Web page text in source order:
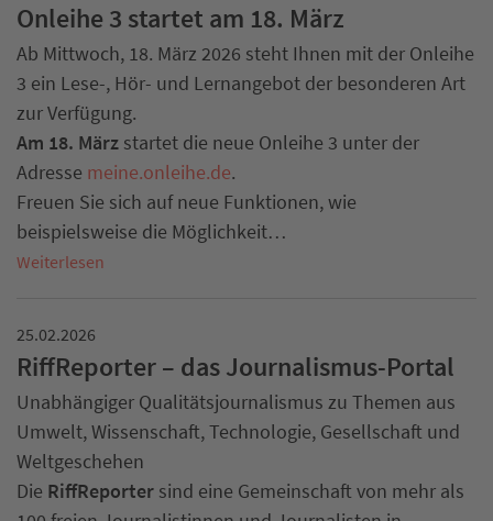
Onleihe 3 startet am 18. März
Ab Mittwoch, 18. März 2026 steht Ihnen mit der Onleihe
3 ein Lese-, Hör- und Lernangebot der besonderen Art
zur Verfügung.
Am 18. März startet die neue Onleihe 3 unter der
Adresse meine.onleihe.de.
Freuen Sie sich auf neue Funktionen, wie
beispielsweise die Möglichkeit…
Weiterlesen
25.02.2026
RiffReporter – das Journalismus-Portal
Unabhängiger Qualitätsjournalismus zu Themen aus
Umwelt, Wissenschaft, Technologie, Gesellschaft und
Weltgeschehen
Die RiffReporter sind eine Gemeinschaft von mehr als